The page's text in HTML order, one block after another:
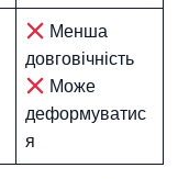
Менша
довговічність
Може
деформуватис
я